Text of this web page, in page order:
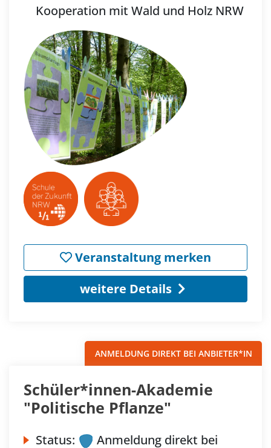
Kooperation mit Wald und Holz NRW
Veranstaltung merken
weitere Details
ANMELDUNG DIREKT BEI ANBIETER*IN
Schüler*innen-Akademie
"Politische Pflanze"
Status:
Anmeldung direkt bei